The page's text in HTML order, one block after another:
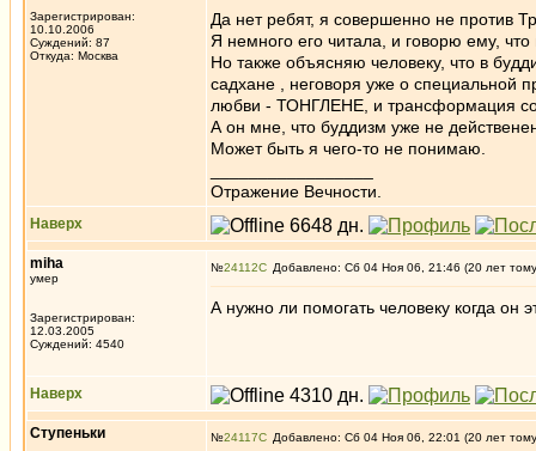
Зарегистрирован:
10.10.2006
Суждений: 87
Откуда: Москва
Да нет ребят, я совершенно не против
Я немного его читала, и говорю ему,
Но также объясняю человеку, что в
садхане , неговоря уже о специальной
любви - ТОНГЛЕНЕ, и трансформация
А он мне, что буддизм уже не
Может быть я чего-то не понимаю.
Отражение Вечности.
Наверх
miha
умер
Зарегистрирован:
12.03.2005
Суждений: 4540
№24112 Добавлено: Сб 04 Ноя 06, 21:46 (20 лет
А нужно ли помогать человеку когда он
Наверх
Ступеньки №24117 Добавлено: Сб 04 Ноя 06, 22:01 (20 лет